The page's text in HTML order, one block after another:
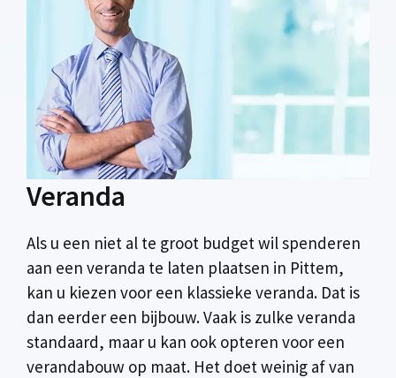
Veranda
Als u een niet al te groot budget wil spenderen
aan een veranda te laten plaatsen in Pittem,
kan u kiezen voor een klassieke veranda. Dat is
dan eerder een bijbouw. Vaak is zulke veranda
standaard, maar u kan ook opteren voor een
verandabouw op maat. Het doet weinig af van